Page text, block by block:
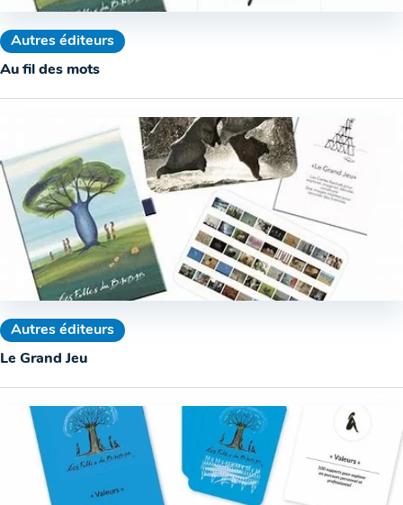
Autres éditeurs
Au fil des mots
Autres éditeurs
Le Grand Jeu